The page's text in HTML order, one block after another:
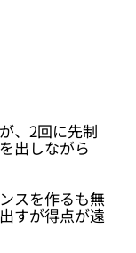
、2回に先制
出しながら
スを作るも無
すが得点が遠